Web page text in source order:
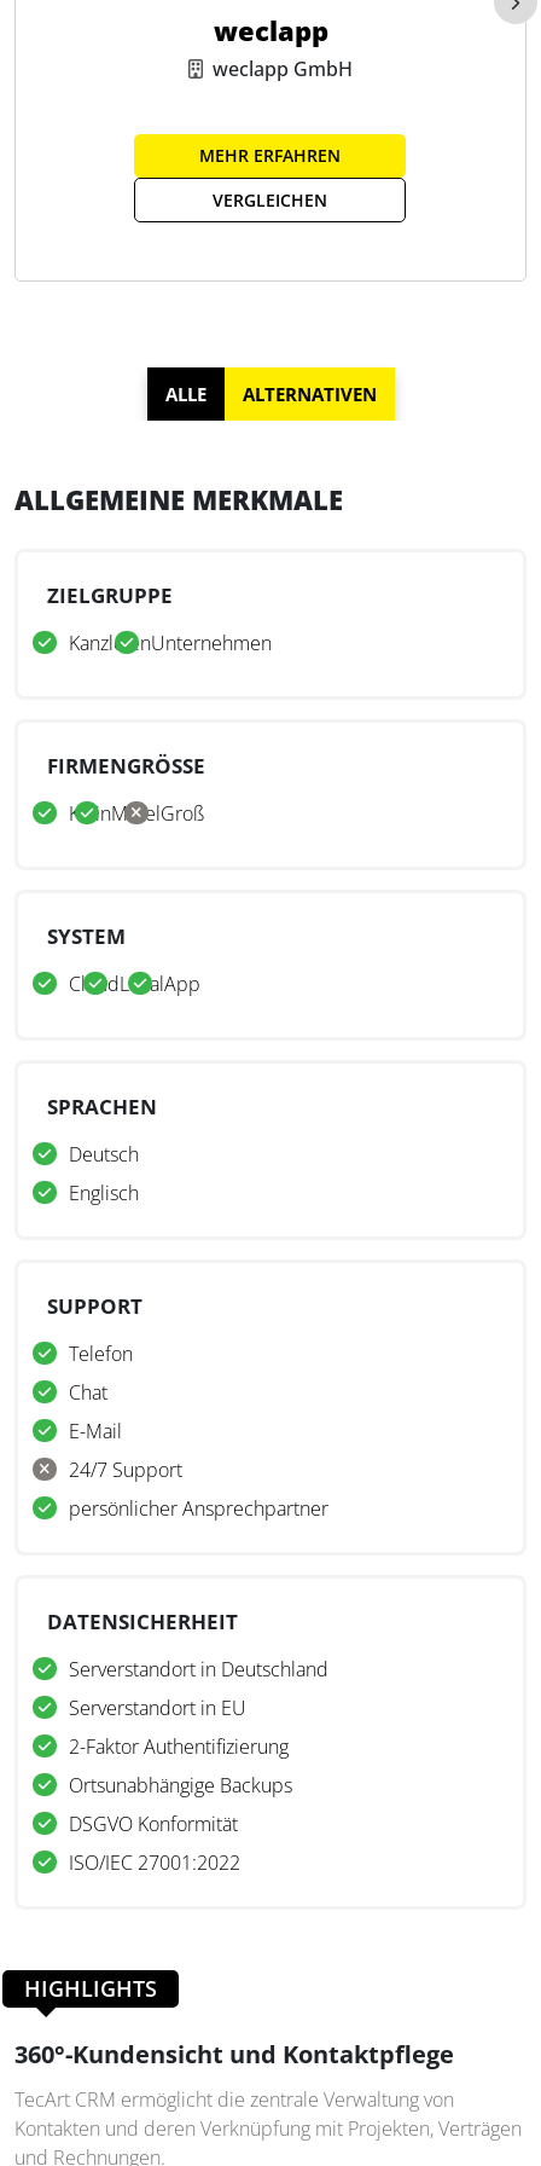
weclapp
weclapp GmbH
MEHR ERFAHREN
VERGLEICHEN
ALLGEMEINE MERKMALE
ZIELGRUPPE
KanzleienUnternehmen
FIRMENGRÖSSE
KleinMittelGroß
SYSTEM
CloudLokalApp
SPRACHEN
Deutsch
Englisch
SUPPORT
Telefon
Chat
E-Mail
24/7 Support
persönlicher Ansprechpartner
DATENSICHERHEIT
Serverstandort in Deutschland
Serverstandort in EU
2-Faktor Authentifizierung
Ortsunabhängige Backups
DSGVO Konformität
ISO/IEC 27001:2022
HIGHLIGHTS
360°-Kundensicht und Kontaktpflege
TecArt CRM ermöglicht die zentrale Verwaltung von
Kontakten und deren Verknüpfung mit Projekten, Verträgen
und Rechnungen.